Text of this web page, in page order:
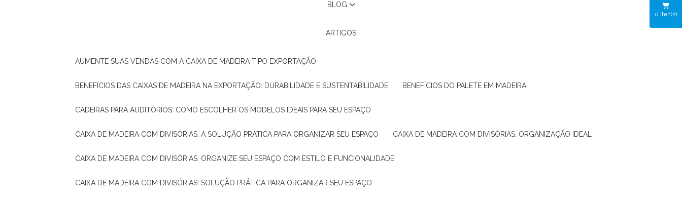
BLOG
ARTIGOS
AUMENTE SUAS VENDAS COM A CAIXA DE MADEIRA TIPO EXPORTAÇÃO
BENEFÍCIOS DAS CAIXAS DE MADEIRA NA EXPORTAÇÃO: DURABILIDADE E SUSTENTABILIDADE BENEFÍCIOS DO PALETE EM MADEIRA
CADEIRAS PARA AUDITÓRIOS: COMO ESCOLHER OS MODELOS IDEAIS PARA SEU ESPAÇO
CAIXA DE MADEIRA COM DIVISÓRIAS: A SOLUÇÃO PRÁTICA PARA ORGANIZAR SEU ESPAÇO CAIXA DE MADEIRA COM DIVISÓRIAS: ORGANIZAÇÃO IDEAL
CAIXA DE MADEIRA COM DIVISÓRIAS: ORGANIZE SEU ESPAÇO COM ESTILO E FUNCIONALIDADE
CAIXA DE MADEIRA COM DIVISÓRIAS: SOLUÇÃO PRÁTICA PARA ORGANIZAR SEU ESPAÇO
0 iten(s)